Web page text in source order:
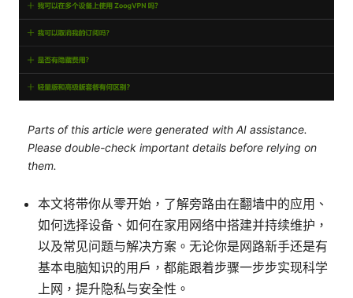
Parts of this article were generated with AI assistance.
Please double-check important details before relying on
them.
本文将带你从零开始，了解旁路由在翻墙中的应用、
如何选择设备、如何在家用网络中搭建并持续维护，
以及常见问题与解决方案。无论你是网路新手还是有
基本电脑知识的用户，都能跟着步骤一步步实现科学
上网，提升隐私与安全性。